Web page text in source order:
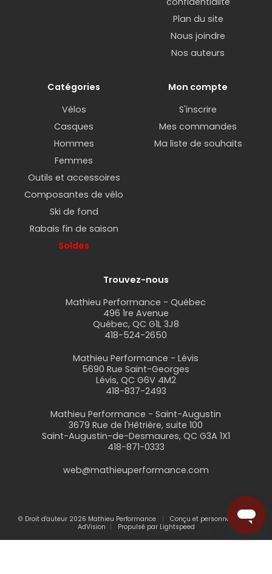
Plan du site
Nous joindre
Nos auteurs
Catégories
Vélos
Casques
Hommes
Femmes
Outils et accessoires
Composantes de vélo
Ski de fond
Rabais fin de saison
Soldes
Mon compte
S'inscrire
Mes commandes
Ma liste de souhaits
Trouvez-nous
Mathieu Performance - Québec
496 1re Avenue
Québec, QC G1L 3J8
418-524-2650
Mathieu Performance - Lévis
5690 Rue Saint-Georges
Lévis, QC G6V 4M2
418-837-2493
Mathieu Performance - Saint-Augustin
3679 Rue de l'Hêtrière, suite 100
Saint-Augustin-de-Desmaures, QC G3A 1X1
418-871-0333
web@mathieuperformance.com
© Droit d'auteur 2026 Mathieu Performance
Conçu et personnalisé par
AdVision
Propulsé par Lightspeed